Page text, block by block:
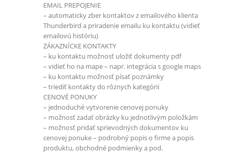
EMAIL PREPOJENIE
– automaticky zber kontaktov z emailového klienta
Thunderbird a priradenie emailu ku kontaktu (vidieť
emailovú históriu)
ZÁKAZNÍCKE KONTAKTY
– ku kontaktu možnosť uložiť dokumenty pdf
– vidieť ho na mape – napr. integrácia s google maps
– ku kontaktu možnosť písať poznámky
– triediť kontakty do rôznych kategórii
CENOVÉ PONUKY
– jednoduché vytvorenie cenovej ponuky
– možnosť zadať obrázky ku jednotlivým položkám
– možnosť pridať sprievodných dokumentov ku
cenovej ponuke – podrobný popis o firme a popis
produktu, obchodné podmienky a pod.